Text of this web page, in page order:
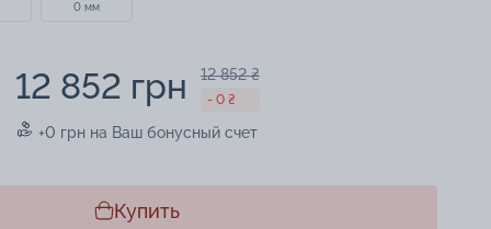
0 мм
12 852 грн 12 852 ₴
- 0 ₴
+0 грн на Ваш бонусный счет
Купить